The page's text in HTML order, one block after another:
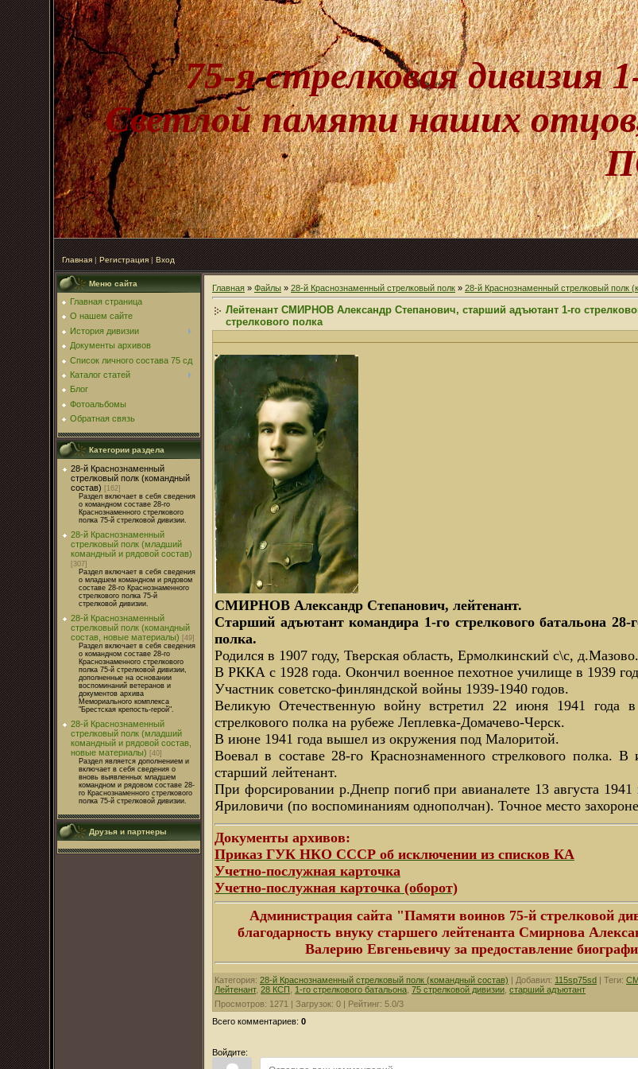
75-я стрелковая дивизия
Светлой памяти наших отцов,
Главная|Регистрация|Вход
Меню сайта
Главная страница
О нашем сайте
История дивизии
Документы архивов
Список личного состава 75 сд
Каталог статей
Блог
Фотоальбомы
Обратная связь
Категории раздела
28-й Краснознаменный
стрелковый полк (командный
состав)
[162]
Раздел включает в себя сведения
о командном составе 28-го
Краснознаменного стрелкового
полка 75-й стрелковой дивизии.
28-й Краснознаменный
стрелковый полк (младший
командный и рядовой состав)
[307]
Раздел включает в себя сведения
о младшем командном и рядовом
составе 28-го Краснознаменного
стрелкового полка 75-й
стрелковой дивизии.
28-й Краснознаменный
стрелковый полк (командный
состав, новые материалы)
[49]
Раздел включает в себя сведения
о командном составе 28-го
Краснознаменного стрелкового
полка 75-й стрелковой дивизии,
дополненные на основании
воспоминаний ветеранов и
документов архива
Мемориального комплекса
"Брестская крепость-герой".
28-й Краснознаменный
стрелковый полк (младший
командный и рядовой состав,
новые материалы)
[40]
Раздел является дополнением и
включает в себя сведения о
вновь выявленных младшем
командном и рядовом составе 28-
го Краснознаменного стрелкового
полка 75-й стрелковой дивизии.
Друзья и партнеры
Главная » Файлы » 28-й Краснознаменный стрелковый полк » 28-й Краснознаменный стрелковый полк
Лейтенант СМИРНОВ Александр Степанович, старший адъютант 1-го
стрелкового полка
СМИРНОВ Александр Степанович, лейтенант.
Старший адъютант командира 1-го стрелкового батальона 28-
полка.
Родился в 1907 году, Тверская область, Ермолкинский с\с, д.Мазово.
В РККА с 1928 года. Окончил военное пехотное училище в 1939
Участник советско-финляндской войны 1939-1940 годов.
Великую Отечественную войну встретил 22 июня 1941 года в
стрелкового полка на рубеже Леплевка-Домачево-Черск.
В июне 1941 года вышел из окружения под Малоритой.
Воевал в составе 28-го Краснознаменного стрелкового полка.
старший лейтенант.
При форсировании р.Днепр погиб при авианалете 13 августа
Яриловичи (по воспоминаниям однополчан). Точное место
Документы архивов:
Приказ ГУК НКО СССР об исключении из списков КА
Учетно-послужная карточка
Учетно-послужная карточка (оборот)
Администрация сайта "Памяти воинов 75-й стрелковой
благодарность внуку старшего лейтенанта Смирнова
Валерию Евгеньевичу за предоставление
Категория: 28-й Краснознаменный стрелковый полк (командный состав) | Добавил: 115sp75sd | Теги:
Лейтенант, 28 КСП 1-го стрелкового батальона 75 стрелковой дивизии старший адъютант
Просмотров: 1271 | Загрузок: 0 | Рейтинг: 5.0/3
Всего комментариев: 0
Войдите: